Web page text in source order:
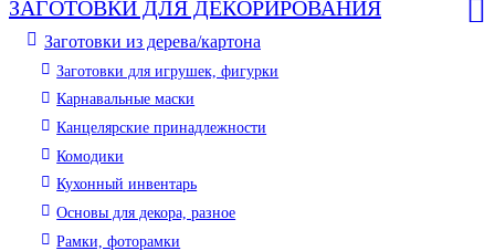
ЗАГОТОВКИ ДЛЯ ДЕКОРИРОВАНИЯ
Заготовки из дерева/картона
Заготовки для игрушек, фигурки
Карнавальные маски
Канцелярские принадлежности
Комодики
Кухонный инвентарь
Основы для декора, разное
Рамки, фоторамки